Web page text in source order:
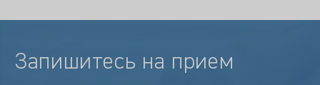
Запишитесь на прием